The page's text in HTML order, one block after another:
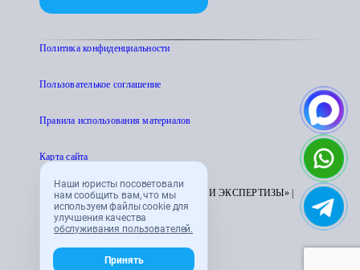
Наши юристы посоветовали
нам сообщить вам, что мы
используем файлы cookie для
улучшения качества
обслуживания пользователей.
Принять
Политика конфиденциальности
Пользователькое соглашение
Правила использования материалов
Карта сайта
© 1995 - 2026 «ЦЕНТР АТТЕСТАЦИИ И ЭКСПЕРТИЗЫ» |
CENTRATTEK.RU